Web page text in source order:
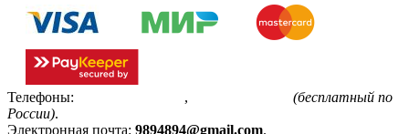
Телефоны: ,
(бесплатный по
России).
Электронная почта: 9894894@gmail.com.